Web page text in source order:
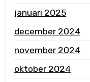
januari 2025
december 2024
november 2024
oktober 2024